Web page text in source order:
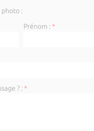
:
Prénom :*
? :*